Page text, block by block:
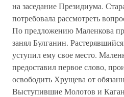
на заседание Президиума.
потребовала рассмотреть
По предложению Маленкова
занял Булганин.
уступил ему свое место.
предоставил первое слово,
освободить Хрущева от
Выступившие Молотов и